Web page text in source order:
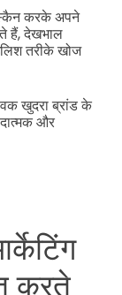
करके अपने
हैं, देखभाल
तरीके खोज
खुदरा ब्रांड के
और
करते